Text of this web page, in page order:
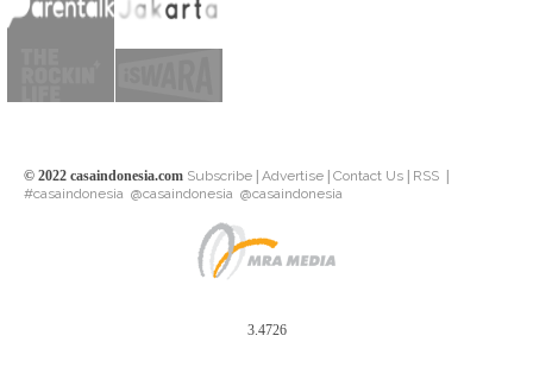
© 2022 casaindonesia.com Subscribe | Advertise | Contact Us | RSS |
#casaindonesia @casaindonesia @casaindonesia
3.4726